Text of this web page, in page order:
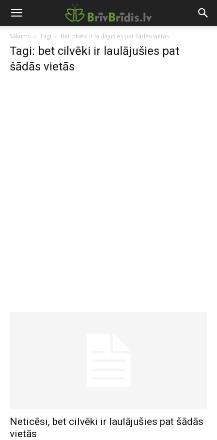
Sākums Tagi Bet cilvēki ir laulājušies pat šādās vietās
Tagi: bet cilvēki ir laulājušies pat
šādās vietās
Neticēsi, bet cilvēki ir laulājušies pat šādās
vietās